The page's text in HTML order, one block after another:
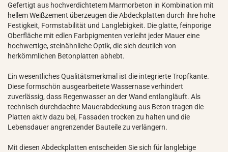
Gefertigt aus hochverdichtetem Marmorbeton in Kombination mit
hellem Weißzement überzeugen die Abdeckplatten durch ihre hohe
Festigkeit, Formstabilität und Langlebigkeit. Die glatte, feinporige
Oberfläche mit edlen Farbpigmenten verleiht jeder Mauer eine
hochwertige, steinähnliche Optik, die sich deutlich von
herkömmlichen Betonplatten abhebt.
Ein wesentliches Qualitätsmerkmal ist die integrierte Tropfkante.
Diese formschön ausgearbeitete Wassernase verhindert
zuverlässig, dass Regenwasser an der Wand entlangläuft. Als
technisch durchdachte Mauerabdeckung aus Beton tragen die
Platten aktiv dazu bei, Fassaden trocken zu halten und die
Lebensdauer angrenzender Bauteile zu verlängern.
Mit diesen Abdeckplatten entscheiden Sie sich für langlebige